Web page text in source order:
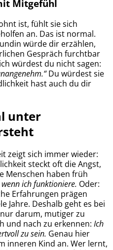
Mitgefühl
ist, fühlt sie sich
an. Das ist normal.
würde dir erzählen,
Gespräch furchtbar
würdest du nicht sagen:
Du würdest sie
hast auch du dir
unter
zeigt sich immer wieder:
steckt oft die Angst,
Menschen haben früh
ich funktioniere. Oder:
Erfahrungen prägen
Jahre. Deshalb geht es bei
darum, mutiger zu
und nach zu erkennen: Ich
zu sein. Genau hier
inneren Kind an. Wer lernt,